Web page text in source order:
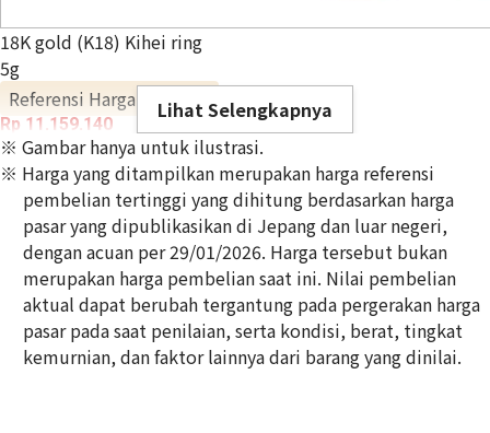
18K gold (K18) Kihei ring
5g
Referensi Harga Buyback
Rp 11.159.140
Lihat Selengkapnya
※ Gambar hanya untuk ilustrasi.
※ Harga yang ditampilkan merupakan harga referensi
pembelian tertinggi yang dihitung berdasarkan harga
pasar yang dipublikasikan di Jepang dan luar negeri,
dengan acuan per 29/01/2026. Harga tersebut bukan
merupakan harga pembelian saat ini. Nilai pembelian
aktual dapat berubah tergantung pada pergerakan harga
pasar pada saat penilaian, serta kondisi, berat, tingkat
kemurnian, dan faktor lainnya dari barang yang dinilai.